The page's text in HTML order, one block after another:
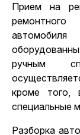
Прием на
ручным
кроме того,
специальные
Разборка